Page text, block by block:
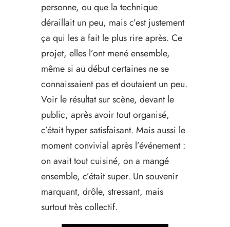
personne, ou que la technique
déraillait un peu, mais c’est justement
ça qui les a fait le plus rire après. Ce
projet, elles l’ont mené ensemble,
même si au début certaines ne se
connaissaient pas et doutaient un peu.
Voir le résultat sur scène, devant le
public, après avoir tout organisé,
c’était hyper satisfaisant. Mais aussi le
moment convivial après l’événement :
on avait tout cuisiné, on a mangé
ensemble, c’était super. Un souvenir
marquant, drôle, stressant, mais
surtout très collectif.